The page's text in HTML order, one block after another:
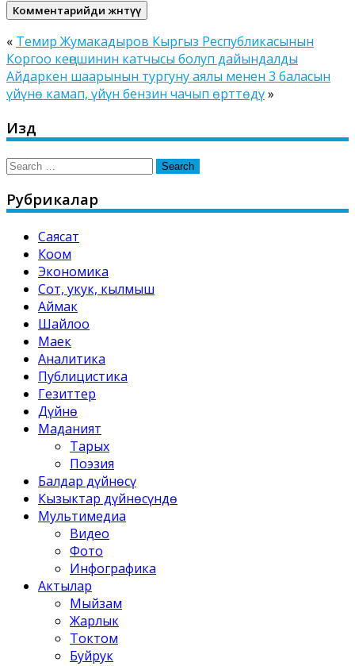
« Темир Жумакадыров Кыргыз Республикасынын
Коргоо кеңешинин катчысы болуп дайындалды
Айдаркен шаарынын тургуну аялы менен 3 баласын
үйүнө камап, үйүн бензин чачып өрттөдү»
Издөө
Search
Рубрикалар
Саясат
Коом
Экономика
Сот, укук, кылмыш
Аймак
Шайлоо
Маек
Аналитика
Публицистика
Гезиттер
Дүйнө
Маданият
Тарых
Поэзия
Балдар дүйнөсү
Кызыктар дүйнөсүндө
Мультимедиа
Видео
Фото
Инфографика
Актылар
Мыйзам
Жарлык
Токтом
Буйрук